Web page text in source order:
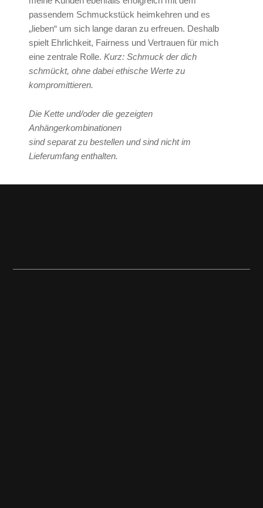
passendem Schmuckstück heimkehren und es
„lieben“ um sich lange daran zu erfreuen. Deshalb
spielt Ehrlichkeit, Fairness und Vertrauen für mich
eine zentrale Rolle. Kurz: Schmuck der dich
schmückt, ohne dabei ethische Werte zu
kompromittieren.
Die Kette und/oder die gezeigten
Anhängerkombinationen
sind separat zu bestellen und sind nicht im
Lieferumfang enthalten.